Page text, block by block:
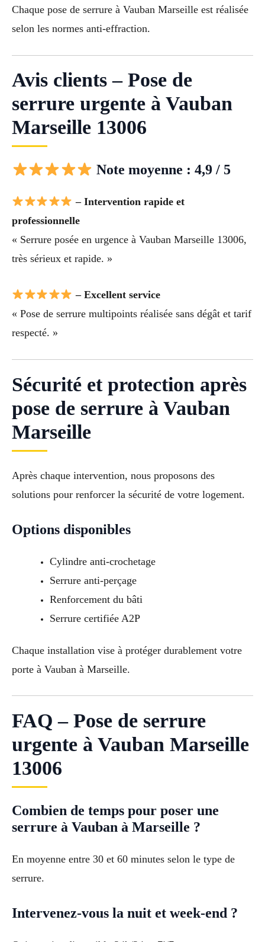
Chaque pose de serrure à Vauban Marseille est réalisée
selon les normes anti-effraction.
Avis clients – Pose de
serrure urgente à Vauban
Marseille 13006
Note moyenne : 4,9 / 5
– Intervention rapide et
professionnelle
« Serrure posée en urgence à Vauban Marseille 13006,
très sérieux et rapide. »
– Excellent service
« Pose de serrure multipoints réalisée sans dégât et tarif
respecté. »
Sécurité et protection après
pose de serrure à Vauban
Marseille
Après chaque intervention, nous proposons des
solutions pour renforcer la sécurité de votre logement.
Options disponibles
Cylindre anti-crochetage
Serrure anti-perçage
Renforcement du bâti
Serrure certifiée A2P
Chaque installation vise à protéger durablement votre
porte à Vauban à Marseille.
FAQ – Pose de serrure
urgente à Vauban Marseille
13006
Combien de temps pour poser une
serrure à Vauban à Marseille ?
En moyenne entre 30 et 60 minutes selon le type de
serrure.
Intervenez-vous la nuit et week-end ?